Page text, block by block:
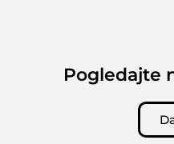
Pogledajte